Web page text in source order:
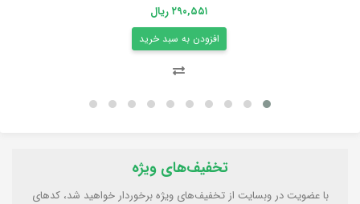
۲۹۰,۵۵۱ ریال
افزودن به سبد خرید
تخفیف‌های ویژه
با عضویت در وبسایت از تخفیف‌های ویژه برخوردار خواهید شد، کدهای